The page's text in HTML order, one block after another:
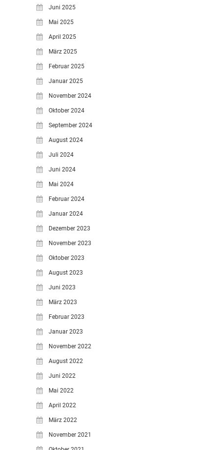
Juni 2025
Mai 2025
April 2025
März 2025
Februar 2025
Januar 2025
November 2024
Oktober 2024
September 2024
August 2024
Juli 2024
Juni 2024
Mai 2024
Februar 2024
Januar 2024
Dezember 2023
November 2023
Oktober 2023
August 2023
Juni 2023
März 2023
Februar 2023
Januar 2023
November 2022
August 2022
Juni 2022
Mai 2022
April 2022
März 2022
November 2021